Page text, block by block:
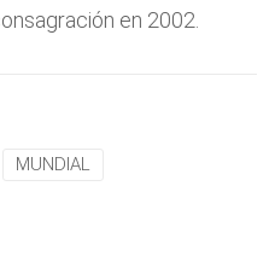
en 2002.
MUNDIAL